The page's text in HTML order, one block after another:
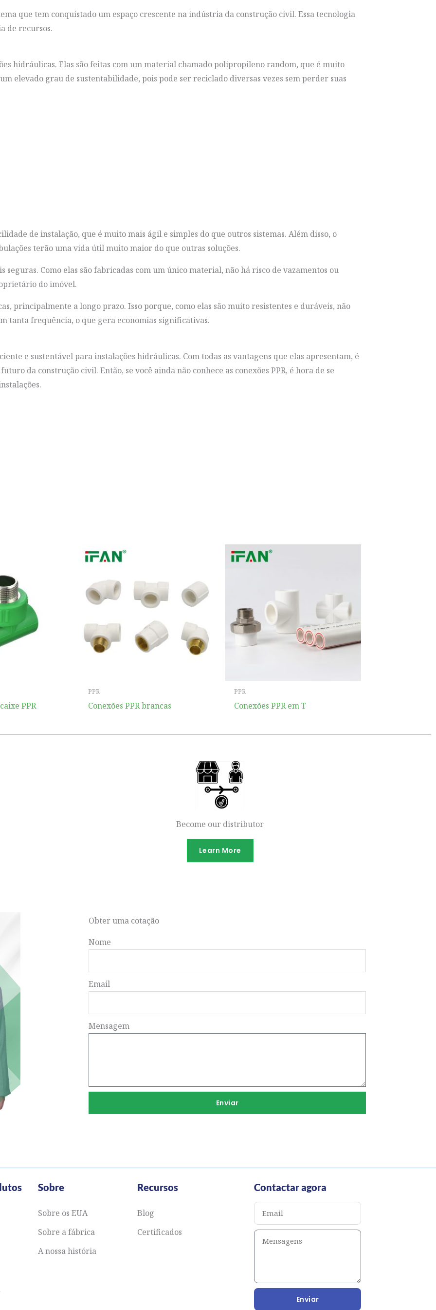
que tem conquistado um espaço crescente na indústria da construção civil. Essa tecnologia
de recursos.
hidráulicas. Elas são feitas com um material chamado polipropileno random, que é muito
elevado grau de sustentabilidade, pois pode ser reciclado diversas vezes sem perder suas
de instalação, que é muito mais ágil e simples do que outros sistemas. Além disso, o
terão uma vida útil muito maior do que outras soluções.
seguras. Como elas são fabricadas com um único material, não há risco de vazamentos ou
do imóvel.
principalmente a longo prazo. Isso porque, como elas são muito resistentes e duráveis, não
tanta frequência, o que gera economias significativas.
e sustentável para instalações hidráulicas. Com todas as vantagens que elas apresentam, é
da construção civil. Então, se você ainda não conhece as conexões PPR, é hora de se
PPR
PPR
Conexões PPR brancas
PPR
Conexões PPR em T
Become our distributor
Learn More
Obter uma cotação
Nome
Email
Mensagem
Enviar
Sobre
Sobre os EUA
Sobre a fábrica
A nossa história
Recursos
Blog
Certificados
Contactar agora
Enviar